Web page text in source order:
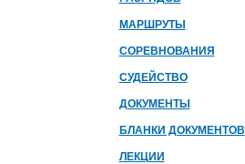
МАРШРУТЫ
СОРЕВНОВАНИЯ
СУДЕЙСТВО
ДОКУМЕНТЫ
БЛАНКИ ДОКУМЕНТОВ
ЛЕКЦИИ